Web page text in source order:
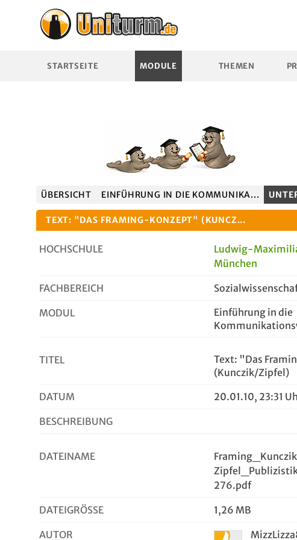
STARTSEITE MODULE THEMEN
ÜBERSICHT EINFÜHRUNG IN DIE KOMMUNIKA...
TEXT: "DAS FRAMING-KONZEPT" (KUNCZ...
HOCHSCHULE
Ludwig-
München
FACHBEREICH
MODUL
Einführung in die
TITEL
Text: "Das
(Kunczik/Zipfel)
DATUM
20.01.10, 23:31
BESCHREIBUNG
DATEINAME
276.pdf
DATEIGRÖSSE 1,26 MB
AUTOR